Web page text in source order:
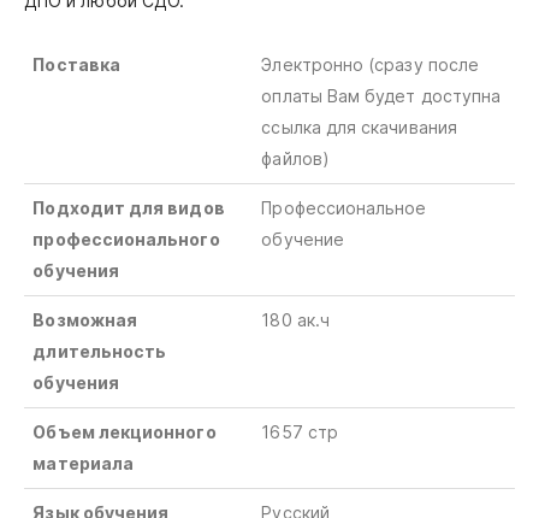
Поставка
Электронно (сразу после
оплаты Вам будет доступна
ссылка для скачивания
файлов)
Подходит для видов
профессионального
обучения
Профессиональное
обучение
Возможная
длительность
обучения
180 ак.ч
Объем лекционного
материала
1657 стр
Язык обучения Русский